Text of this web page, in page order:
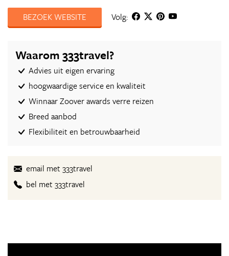
BEZOEK WEBSITE
Volg:
Waarom 333travel?
Advies uit eigen ervaring
hoogwaardige service en kwaliteit
Winnaar Zoover awards verre reizen
Breed aanbod
Flexibiliteit en betrouwbaarheid
email met 333travel
bel met 333travel